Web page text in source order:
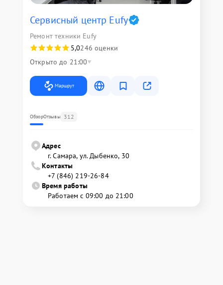
Сервисный центр Eufy
Ремонт техники Eufy
5,0246 оценки
Открыто до 21:00
Маршрут
ОбзорОтзывы 312
Адрес
г. Самара, ул. Дыбенко, 30
Контакты
+7 (846) 219-26-84
Время работы
Работаем с 09:00 до 21:00